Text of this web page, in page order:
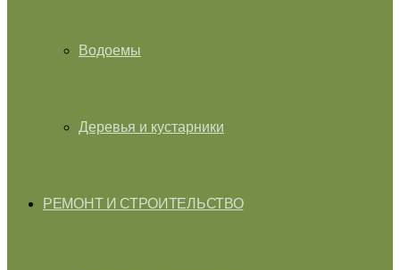
Водоемы
Деревья и кустарники
РЕМОНТ И СТРОИТЕЛЬСТВО